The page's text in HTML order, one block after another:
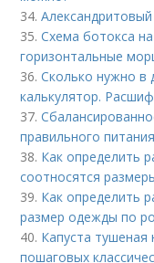
34.
35.Схема ботокса
горизонтальные
36.Сколько нужно в
калькулятор.
37.
правильного питания
38. Как определить
соотносятся
39. Как определить
размер одежды по
40. Капуста
пошаговых